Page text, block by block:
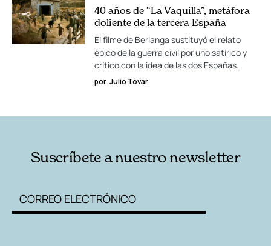
40 años de “La Vaquilla”, metáfora
doliente de la tercera España
El filme de Berlanga sustituyó el relato
épico de la guerra civil por uno satírico y
crítico con la idea de las dos Españas.
por Julio Tovar
Suscríbete a nuestro newsletter